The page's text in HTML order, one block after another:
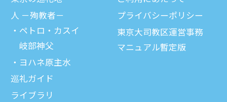
⼈ －殉教者－
ペトロ・カスイ
岐部神父
ヨハネ原主水
巡礼ガイド
ライブラリ
プライバシーポリシー
東京大司教区運営事務
マニュアル暫定版